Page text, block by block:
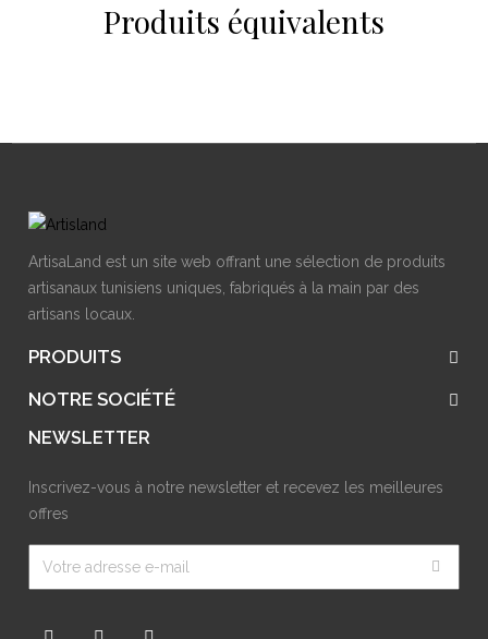
Produits équivalents
ArtisaLand est un site web offrant une sélection de produits
artisanaux tunisiens uniques, fabriqués à la main par des
artisans locaux.
PRODUITS
NOTRE SOCIÉTÉ
NEWSLETTER
Inscrivez-vous à notre newsletter et recevez les meilleures
offres